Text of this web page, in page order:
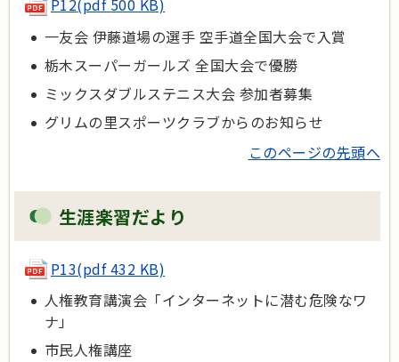
P12(pdf 500 KB)
一友会 伊藤道場の選手 空手道全国大会で入賞
栃木スーパーガールズ 全国大会で優勝
ミックスダブルステニス大会 参加者募集
グリムの里スポーツクラブからのお知らせ
このページの先頭へ
生涯楽習だより
P13(pdf 432 KB)
人権教育講演会「インターネットに潜む危険なワ
ナ」
市民人権講座